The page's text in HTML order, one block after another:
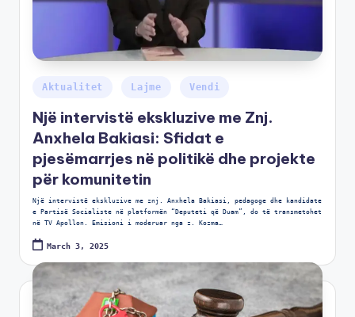
Aktualitet Lajme Vendi
Një intervistë ekskluzive me Znj.
Anxhela Bakiasi: Sfidat e
pjesëmarrjes në politikë dhe projekte
për komunitetin
Një intervistë ekskluzive me znj. Anxhela Bakiasi, pedagoge dhe kandidate
e Partisë Socialiste në platformën “Deputeti që Duam”, do të transmetohet
në TV Apollon. Emisioni i moderuar nga z. Kozma…
March 3, 2025